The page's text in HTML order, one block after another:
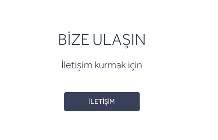
BİZE ULAŞIN
İletişim kurmak için
İLETİŞİM